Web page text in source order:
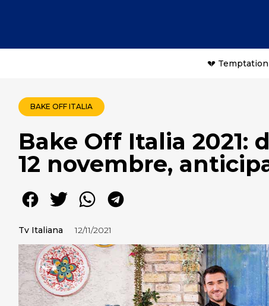
💔
BAKE OFF ITALIA
Bake Off Italia 2021:
12 novembre,
Tv Italiana 12/11/2021